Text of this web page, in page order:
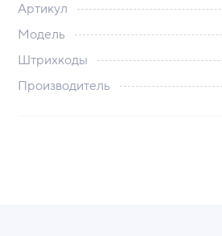
Артикул
Модель
Штрихкоды
Производитель